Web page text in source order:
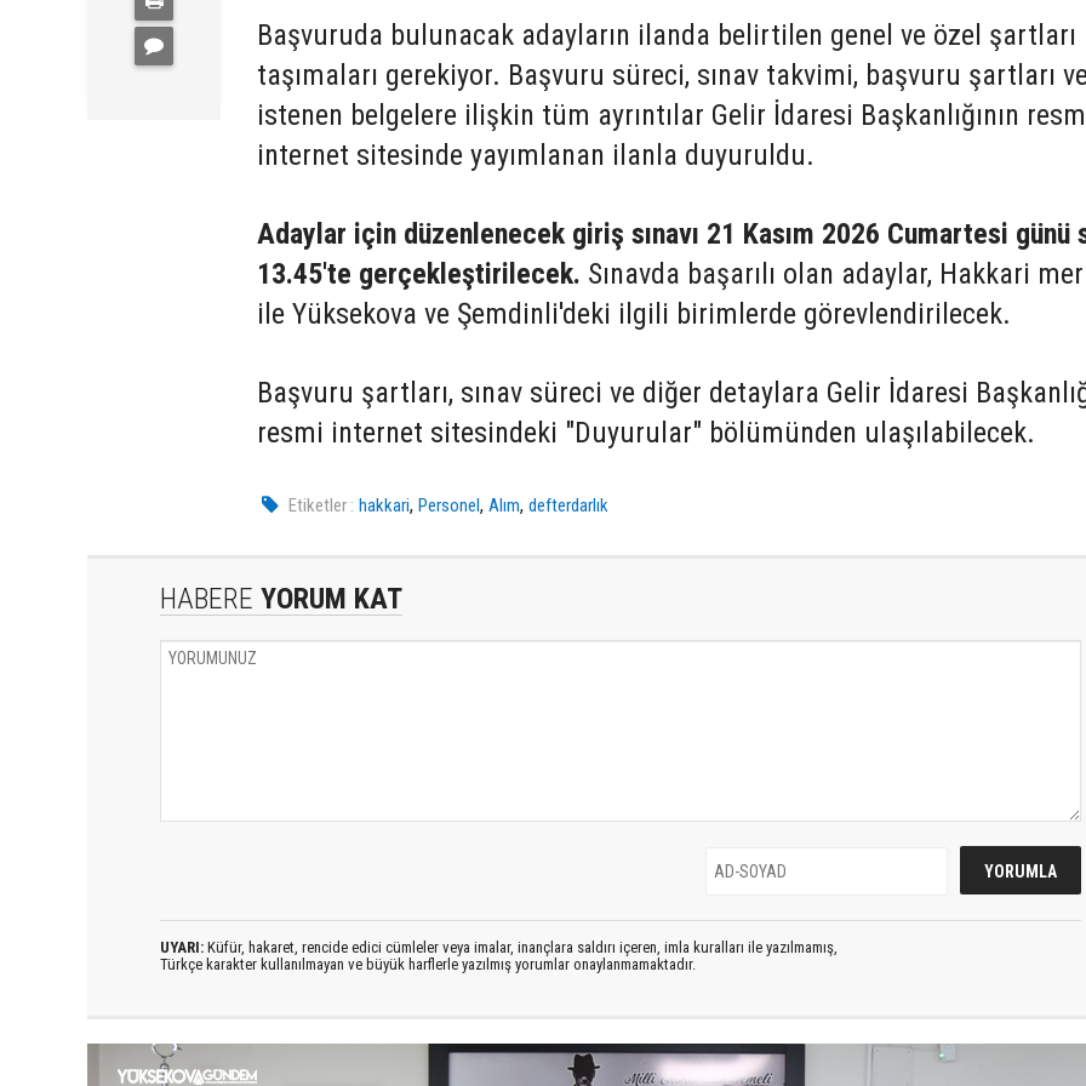
Başvuruda bulunacak adayların ilanda belirtilen genel ve özel şartları
taşımaları gerekiyor. Başvuru süreci, sınav takvimi, başvuru şartları ve
istenen belgelere ilişkin tüm ayrıntılar Gelir İdaresi Başkanlığının
internet sitesinde yayımlanan ilanla duyuruldu.
Adaylar için düzenlenecek giriş sınavı 21 Kasım 2026 Cumartesi günü
13.45'te gerçekleştirilecek. Sınavda başarılı olan adaylar, Hakkari
ile Yüksekova ve Şemdinli'deki ilgili birimlerde görevlendirilecek.
Başvuru şartları, sınav süreci ve diğer detaylara Gelir İdaresi
resmi internet sitesindeki "Duyurular" bölümünden ulaşılabilecek.
Etiketler : hakkari,Personel,Alım,defterdarlık
HABERE YORUM KAT
UYARI: Küfür, hakaret, rencide edici cümleler veya imalar, inançlara saldırı içeren, imla kuralları ile yazılmamış,
Türkçe karakter kullanılmayan ve büyük harflerle yazılmış yorumlar onaylanmamaktadır.